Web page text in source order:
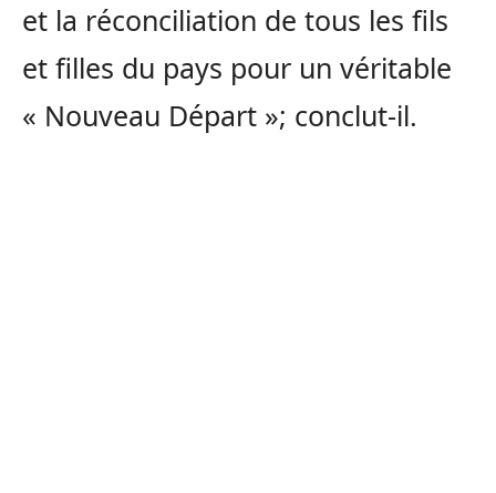
et la réconciliation de tous les fils
et filles du pays pour un véritable
« Nouveau Départ »; conclut-il.